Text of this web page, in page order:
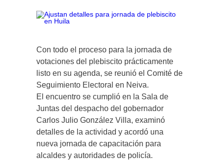
Con todo el proceso para la jornada de
votaciones del plebiscito prácticamente
listo en su agenda, se reunió el Comité de
Seguimiento Electoral en Neiva.
El encuentro se cumplió en la Sala de
Juntas del despacho del gobernador
Carlos Julio González Villa, examinó
detalles de la actividad y acordó una
nueva jornada de capacitación para
alcaldes y autoridades de policía.